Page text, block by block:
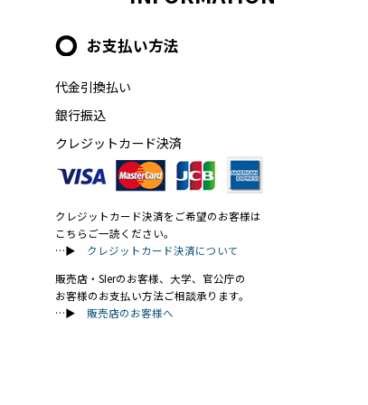
お支払い方法
代金引換払い
銀行振込
クレジットカード決済
クレジットカード決済をご希望のお客様は
こちらご一読ください。
…▶ クレジットカード決済について
販売店・SIerのお客様、大学、官公庁の
お客様のお支払い方法ご相談承ります。
…▶ 販売店のお客様へ